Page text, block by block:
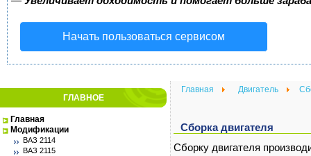
Начать пользоваться сервисом
ГЛАВНОЕ
Главная
Модификации
ВАЗ 2114
ВАЗ 2115
Главная Двигатель
Сборка двигателя
Сборку двигателя